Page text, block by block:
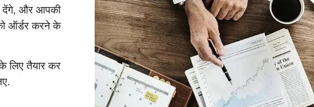
देंगे, और आपकी
ऑर्डर करने के
लिए तैयार कर